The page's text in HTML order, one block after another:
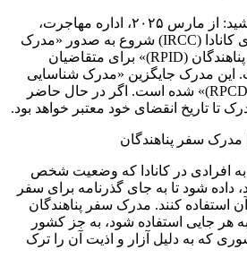
لطفاً توجه داشته باشید: از مارس ۲۰۲۵، اداره مهاجرت،
پناهندگی و شهروندی کانادا (IRCC) شروع به صدور «مدرک
شناسایی حمایت از پناهندگان (RPID)» برای متقاضیان
این مدرک جایگزین «مدرک شناسایی
متقاضی پناهندگی (RPCD)» شده است. اگر در حال حاضر
مدرک سفر پناهندگان
افرادی در کانادا که وضعیت شخص
داده شود تا به جای گذرنامه برای سفر
آن استفاده کنند. مدرک سفر پناهندگان
هر جایی استفاده شود، به جز کشور
که به دلیل آزار و اذیت آن را ترک